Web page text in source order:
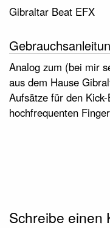
Gibraltar Beat EFX
Analog zum (bei mir
aus dem Hause
Aufsätze für den
hochfrequenten
Schreibe einen